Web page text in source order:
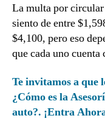
La multa por
siento de entre
$4,100, pero eso
que cada uno
Te invitamos a que
¿Cómo es la
auto?. ¡Entra